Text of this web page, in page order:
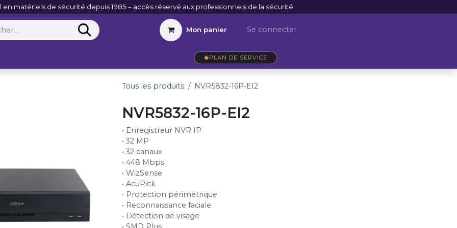
matériels de sécurité depuis 1985 – accès réservé aux professionnels de la sécurité
Mon panier Se connecter
PLAN DE SERVICE
Tous les produits NVR5832-16P-EI2
NVR5832-16P-EI2
• Enregistreur NVR IP
• 32 MP
• 32 canaux
• 448 Mbps
• WizSense
• AcuPick
• Protection périmétrique
• Reconnaissance faciale
• Détection de visage